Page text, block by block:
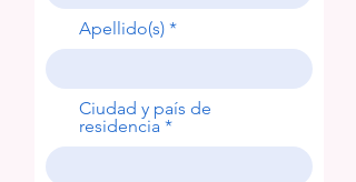
Apellido(s)
Ciudad y país de
residencia